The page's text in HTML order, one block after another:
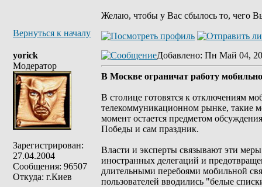
Желаю, чтобы у Вас сбылось то, чего
Вернуться к началу
yorick
Модератор
Зарегистрирован:
27.04.2004
Сообщения: 96507
Откуда: г.Киев
Добавлено: Пн Май 04,
В Москве ограничат работу
В столице готовятся к отключениям
телекоммуникационном рынке, такие
момент остается предметом
Победы и сам праздник.
Власти и эксперты связывают эти
иностранных делегаций и
длительными перебоями мобильной
пользователей вводились "белые